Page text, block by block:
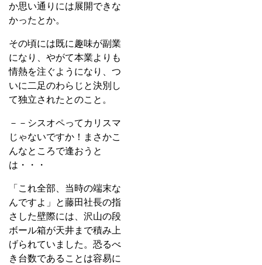
か思い通りには展開できな
かったとか。
その頃には既に趣味が副業
になり、やがて本業よりも
情熱を注ぐようになり、つ
いに二足のわらじと決別し
て独立されたとのこと。
－－シスオペってカリスマ
じゃないですか！まさかこ
んなところで逢おうと
は・・・
「これ全部、当時の端末な
んですよ」と藤田社長の指
さした壁際には、沢山の段
ボール箱が天井まで積み上
げられていました。恐るべ
き台数であることは容易に